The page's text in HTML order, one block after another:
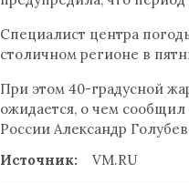
Специалист центра
столичном регионе в
При этом 40-градусной
ожидается, о чем сообщил
России Александр
Источник:
VM.RU